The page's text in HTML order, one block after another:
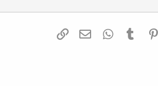
Pinterest
Tumblr
WhatsAppדואר אלקטרוני